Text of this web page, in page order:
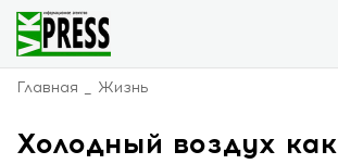
Главная Жизнь
Холодный воздух как